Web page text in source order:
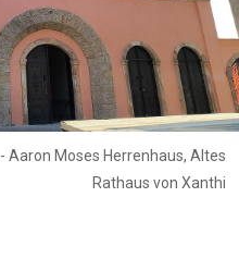
- Aaron Moses Herrenhaus, Altes
Rathaus von Xanthi